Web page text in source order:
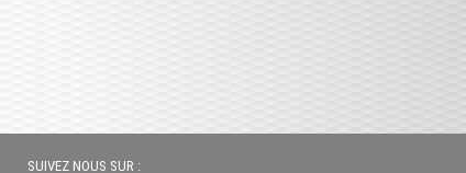
SUIVEZ NOUS SUR :